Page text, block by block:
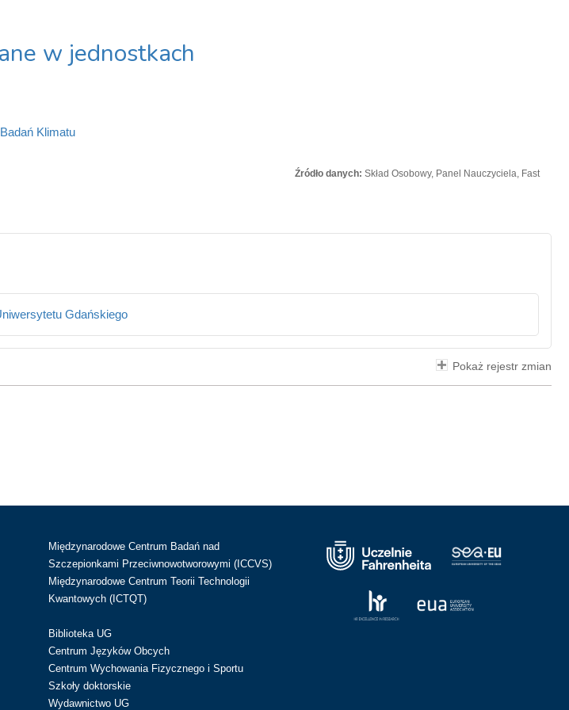
w jednostkach
Klimatu
Źródło danych: Skład Osobowy, Panel Nauczyciela, Fast
Gdańskiego
Pokaż rejestr zmian
Międzynarodowe Centrum Badań nad
Szczepionkami Przeciwnowotworowymi (ICCVS)
Międzynarodowe Centrum Teorii Technologii
Kwantowych (ICTQT)
Biblioteka UG
Centrum Języków Obcych
Centrum Wychowania Fizycznego i Sportu
Szkoły doktorskie
Wydawnictwo UG